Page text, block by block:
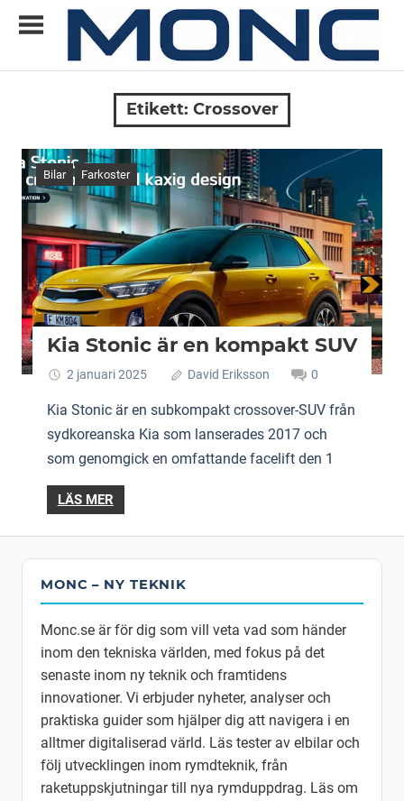
Allt
om
ny
teknik
Etikett: Crossover
Bilar Farkoster
Kia Stonic är en kompakt SUV
2 januari 2025 David Eriksson 0
Kia Stonic är en subkompakt crossover-SUV från
sydkoreanska Kia som lanserades 2017 och
som genomgick en omfattande facelift den 1
LÄS MER
MONC – NY TEKNIK
Monc.se är för dig som vill veta vad som händer
inom den tekniska världen, med fokus på det
senaste inom ny teknik och framtidens
innovationer. Vi erbjuder nyheter, analyser och
praktiska guider som hjälper dig att navigera i en
alltmer digitaliserad värld. Läs tester av elbilar och
följ utvecklingen inom rymdteknik, från
raketuppskjutningar till nya rymduppdrag. Läs om